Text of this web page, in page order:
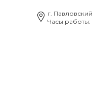
г.
Часы